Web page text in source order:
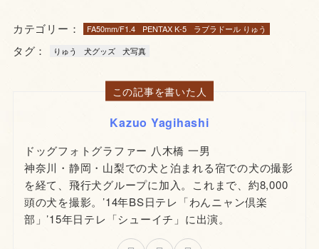
カテゴリー： FA50mm/F1.4 PENTAX K-5 ラブラドール りゅう
タグ： りゅう 犬グッズ 犬写真
この記事を書いた人
Kazuo Yagihashi
ドッグフォトグラファー 八木橋 一男
神奈川・静岡・山梨での犬と泊まれる宿での犬の撮影
を経て、飛行犬グループに加入。これまで、約8,000
頭の犬を撮影。’14年BS日テレ「わんニャン倶楽
部」’15年日テレ「シューイチ」に出演。